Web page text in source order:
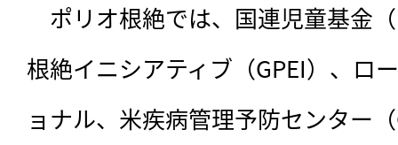
ポリオ根絶では、国連児童基金
根絶イニシアティブ（GPEI）、ロ
ョナル、米疾病管理予防センター